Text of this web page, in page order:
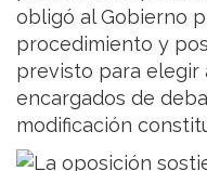
obligó al Gobierno
procedimiento y
previsto para elegir
encargados de
modificación